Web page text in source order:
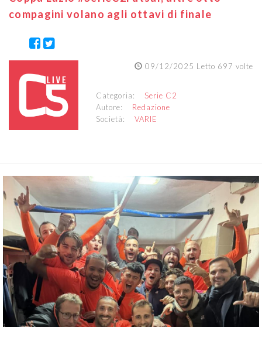
compagini volano agli ottavi di finale
09/12/2025 Letto 697 volte
Categoria: Serie C2
Autore: Redazione
Società:VARIE